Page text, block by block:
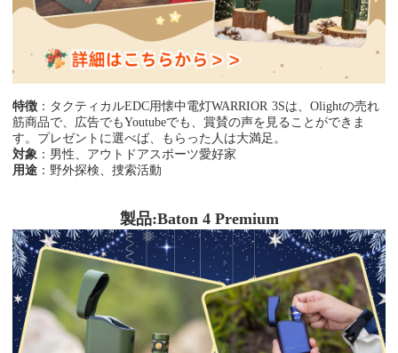
特徴 ：タクティカルEDC用懐中電灯WARRIOR 3Sは、Olightの売れ
筋商品で、広告でもYoutubeでも、賞賛の声を見ることができま
す。プレゼントに選べば、もらった人は大満足。
対象 ：男性、アウトドアスポーツ愛好家
用途 ： 野外探検、捜索活動
製品:Baton 4 Premium